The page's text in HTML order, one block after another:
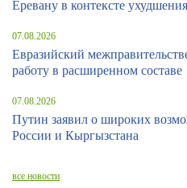
Еревану в контексте
07.08.2026
Евразийский
работу в расширенном составе
07.08.2026
Путин заявил о широких
России и Кыргызстана
все новости